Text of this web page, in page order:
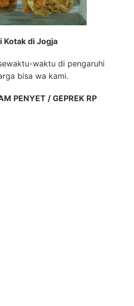
Kotak di Jogja
waktu di pengaruhi
bisa wa kami.
PENYET / GEPREK RP